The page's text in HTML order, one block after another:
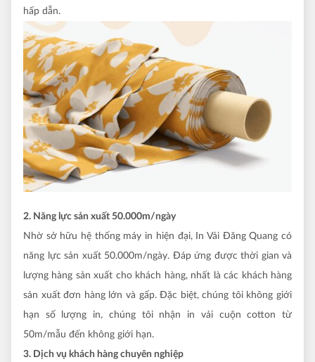
hấp dẫn.
2. Năng lực sản xuất 50.000m/ngày
Nhờ sở hữu hệ thống máy in hiện đại, In Vải Đăng Quang có
năng lực sản xuất 50.000m/ngày. Đáp ứng được thời gian và
lượng hàng sản xuất cho khách hàng, nhất là các khách hàng
sản xuất đơn hàng lớn và gấp. Đặc biệt, chúng tôi không giới
hạn số lượng in, chúng tôi nhận in vải cuộn cotton từ
50m/mẫu đến không giới hạn.
3. Dịch vụ khách hàng chuyên nghiệp